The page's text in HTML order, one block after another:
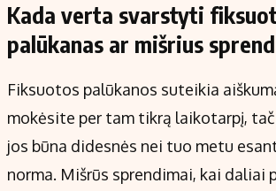
Kada verta svarstyti
palūkanas ar mišrius
Fiksuotos palūkanos suteikia
mokėsite per tam tikrą laikotarpį,
jos būna didesnės nei tuo metu
norma. Mišrūs sprendimai, kai daliai